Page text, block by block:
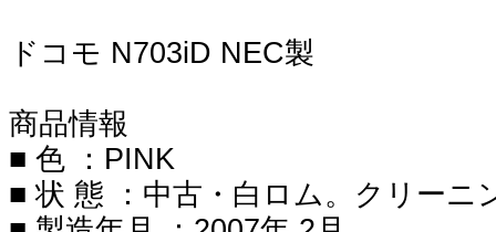
ドコモ N703iD NEC製
商品情報
■ 色 ：PINK
■ 状 態 ：中古・白ロム。クリーニ